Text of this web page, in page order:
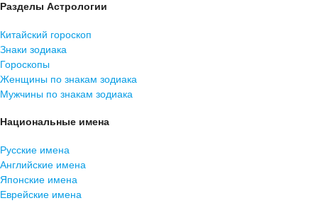
Разделы Астрологии
Китайский гороскоп
Знаки зодиака
Гороскопы
Женщины по знакам зодиака
Мужчины по знакам зодиака
Национальные имена
Русские имена
Английские имена
Японские имена
Еврейские имена